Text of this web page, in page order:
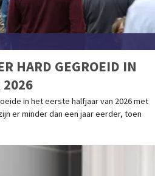
HARD GEGROEID IN
2026
in het eerste halfjaar van 2026 met
er minder dan een jaar eerder, toen